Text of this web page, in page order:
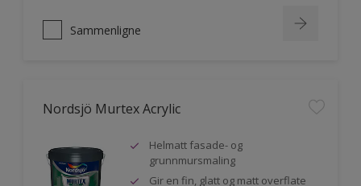
Sammenligne
Nordsjö Murtex Acrylic
Helmatt fasade- og
grunnmursmaling
Gir en fin, glatt og matt overflate